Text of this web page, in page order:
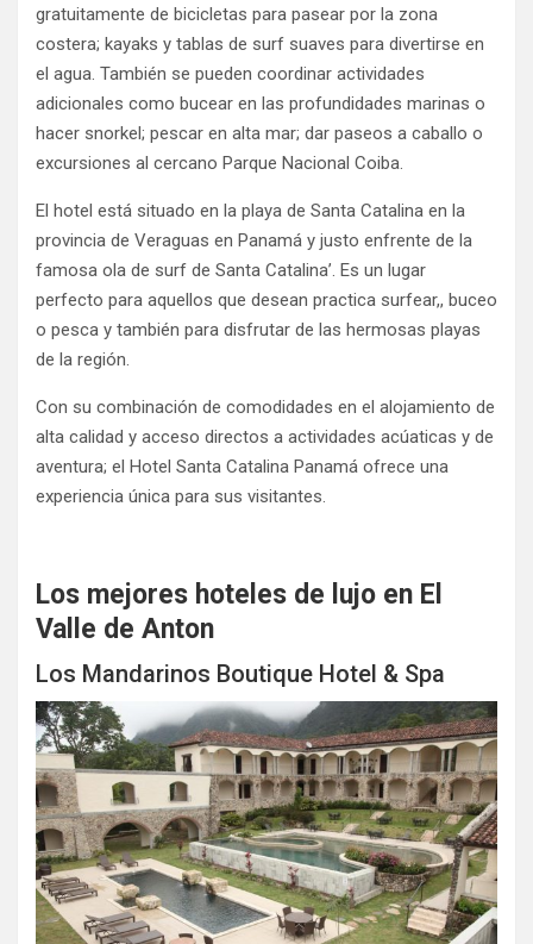
gratuitamente de bicicletas para pasear por la zona
costera; kayaks y tablas de surf suaves para divertirse en
el agua. También se pueden coordinar actividades
adicionales como bucear en las profundidades marinas o
hacer snorkel; pescar en alta mar; dar paseos a caballo o
excursiones al cercano Parque Nacional Coiba.
El hotel está situado en la playa de Santa Catalina en la
provincia de Veraguas en Panamá y justo enfrente de la
famosa ola de surf de Santa Catalina’. Es un lugar
perfecto para aquellos que desean practica surfear,, buceo
o pesca y también para disfrutar de las hermosas playas
de la región.
Con su combinación de comodidades en el alojamiento de
alta calidad y acceso directos a actividades acúaticas y de
aventura; el Hotel Santa Catalina Panamá ofrece una
experiencia única para sus visitantes.
Los mejores hoteles de lujo en El
Valle de Anton
Los Mandarinos Boutique Hotel & Spa